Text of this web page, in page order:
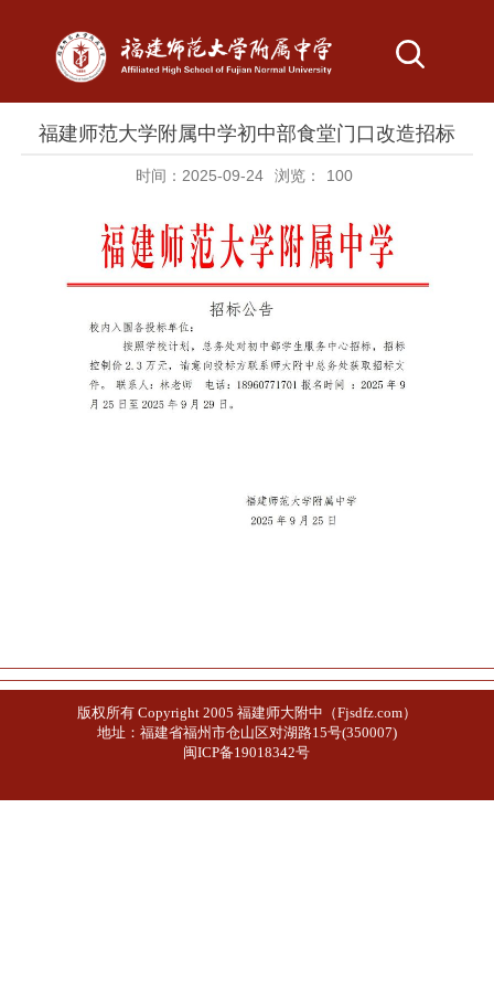
福建师范大学附属中学初中部食堂门口改造招标
时间：2025-09-24 浏览： 100
版权所有 Copyright 2005 福建师大附中（Fjsdfz.com）
地址：福建省福州市仓山区对湖路15号(350007)
闽ICP备19018342号